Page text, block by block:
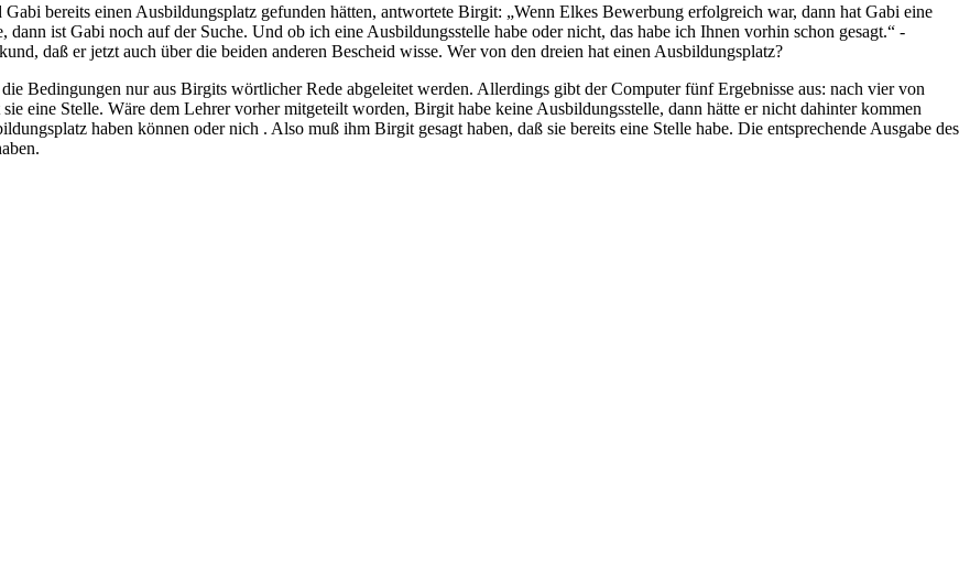
bereits einen Ausbildungsplatz gefunden hätten, antwortete Birgit: „Wenn Elkes Bewerbung erfolgreich war, dann hat Gabi eine
ist Gabi noch auf der Suche. Und ob ich eine Ausbildungsstelle habe oder nicht, das habe ich Ihnen vorhin schon gesagt.“ -
daß er jetzt auch über die beiden anderen Bescheid wisse. Wer von den dreien hat einen Ausbildungsplatz?
Bedingungen nur aus Birgits wörtlicher Rede abgeleitet werden. Allerdings gibt der Computer fünf Ergebnisse aus: nach vier von
eine Stelle. Wäre dem Lehrer vorher mitgeteilt worden, Birgit habe keine Ausbildungsstelle, dann hätte er nicht dahinter kommen
haben können oder nich . Also muß ihm Birgit gesagt haben, daß sie bereits eine Stelle habe. Die entsprechende Ausgabe des